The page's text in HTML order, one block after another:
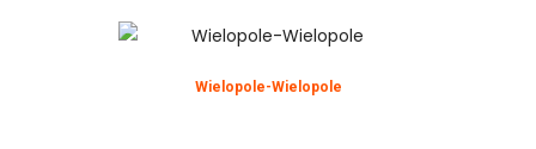
Wielopole-Wielopole